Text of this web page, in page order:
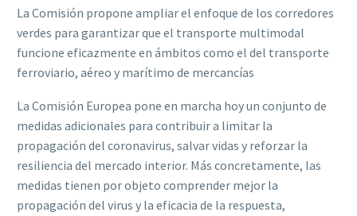
La Comisión propone ampliar el enfoque de los corredores
verdes para garantizar que el transporte multimodal
funcione eficazmente en ámbitos como el del transporte
ferroviario, aéreo y marítimo de mercancías
La Comisión Europea pone en marcha hoy un conjunto de
medidas adicionales para contribuir a limitar la
propagación del coronavirus, salvar vidas y reforzar la
resiliencia del mercado interior. Más concretamente, las
medidas tienen por objeto comprender mejor la
propagación del virus y la eficacia de la respuesta,